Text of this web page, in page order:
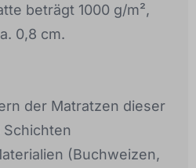
beträgt 1000 g/m²,
0,8 cm.
der Matratzen dieser
(Buchweizen,